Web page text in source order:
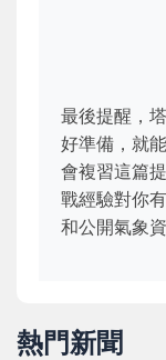
最後提醒，
好準備，就
會複習這篇
戰經驗對你
和公開氣象
熱門新聞